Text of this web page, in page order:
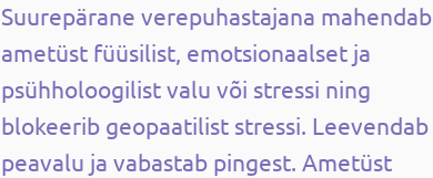
Suurepärane verepuhastajana mahendab
ametüst füüsilist, emotsionaalset ja
psühholoogilist valu või stressi ning
blokeerib geopaatilist stressi. Leevendab
peavalu ja vabastab pingest. Ametüst